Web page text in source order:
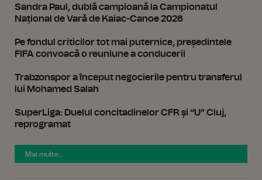
Sandra Paul, dublă campioană la Campionatul
Național de Vară de Kaiac-Canoe 2026
Pe fondul criticilor tot mai puternice, președintele
FIFA convoacă o reuniune a conducerii
Trabzonspor a început negocierile pentru transferul
lui Mohamed Salah
SuperLiga: Duelul concitadinelor CFR și “U” Cluj,
reprogramat
Mai multe...